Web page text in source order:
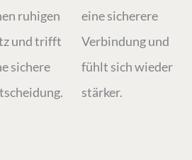
ruhigen
und trifft
sichere
eine sicherere
Verbindung und
fühlt sich wieder
stärker.